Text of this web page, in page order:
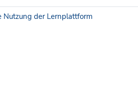
der Lernplattform